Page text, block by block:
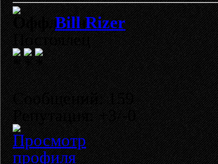
Bill Rizer
Постоялец
Сообщений: 159
Репутация: +3/-0